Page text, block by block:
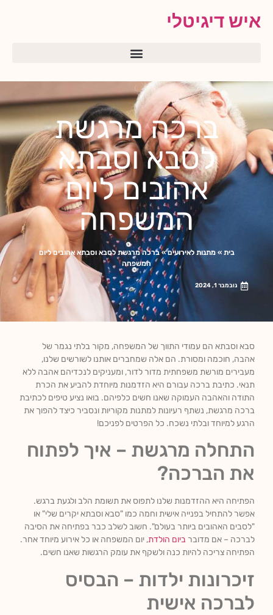
איש דיגיטלי
ברכה מרגשת
לסבא וסבתא
אהובים ליום
המשפחה
בית »מתנות לאירועים»ברכה מרגשת לסבא וסבתא אהובים ליום
המשפחה
נובמבר 1, 2024
סבא וסבתא הם עמודי התווך של המשפחה, מקור בלתי נגמר של
אהבה, חוכמה ומסורת. הם אלה שמחברים אותנו לשורשים שלנו,
מעבירים מורשת משפחתית מדור לדור, ומעניקים לנכדיהם אהבה ללא
תנאי. כתיבת ברכה עבורם היא הזדמנות מיוחדת להביע את הכרת
התודה והאהבה העמוקה שאנו חשים כלפיהם. בואו נציע טיפים לכתיבת
ברכה מרגשת, נשתף רעיונות למתנות מקוריות ונסביר כיצד להפוך את
הרגע למיוחד ובלתי נשכח. כל הפרטים לפניכם!
התחלה מרגשת – איך לפתוח
את הברכה?
הפתיחה היא ההזדמנות שלנו לתפוס את תשומת הלב ולגעת ברגש.
אפשר להתחיל בפנייה אישית וחמה כמו "סבא וסבתא יקרים שלי" או
"לסבים האהובים ביותר בעולם". חשוב לשלב כבר בפתיחה את הסיבה
לברכה – אם מדוברביום הולדת, יום המשפחה או כל אירוע מיוחד אחר.
הפתיחה צריכה להיות כנה ולשקף את עומק הרגשות שאנו חשים.
זיכרונות ילדות – הבסיס
לברכה אישית